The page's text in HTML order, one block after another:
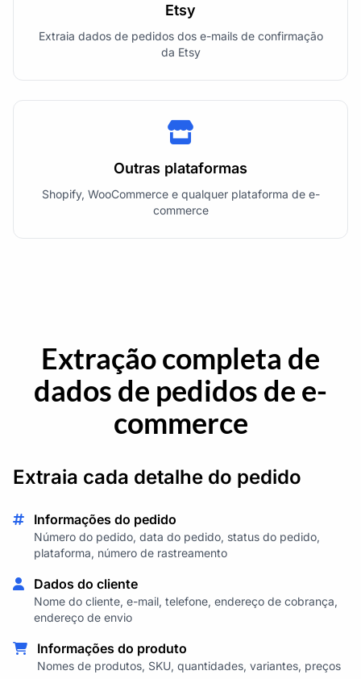
Etsy
Extraia dados de pedidos dos e-mails de confirmação
da Etsy
Outras plataformas
Shopify, WooCommerce e qualquer plataforma de e-
commerce
Extração completa de
dados de pedidos de e-
commerce
Extraia cada detalhe do pedido
Informações do pedido
Número do pedido, data do pedido, status do pedido,
plataforma, número de rastreamento
Dados do cliente
Nome do cliente, e-mail, telefone, endereço de cobrança,
endereço de envio
Informações do produto
Nomes de produtos, SKU, quantidades, variantes, preços